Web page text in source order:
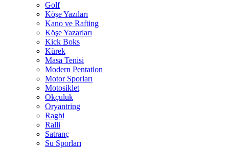
Golf
Köşe Yazıları
Kano ve Rafting
Köşe Yazarları
Kick Boks
Kürek
Masa Tenisi
Modern Pentatlon
Motor Sporları
Motosiklet
Okçuluk
Oryantring
Ragbi
Ralli
Satranç
Su Sporları